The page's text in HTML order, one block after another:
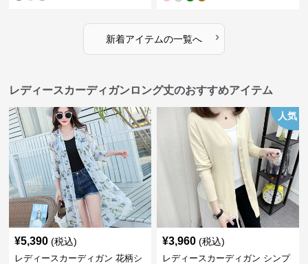
新着アイテムの一覧へ ›
レディースカーディガンロング丈のおすすめアイテム
¥5,390 (税込)
レディースカーディガン 花柄シ
人気
¥3,960 (税込)
レディースカーディガン シンプ